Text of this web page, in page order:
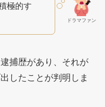
ドラマファン
極的す
捕歴があり、それが
したことが判明しま